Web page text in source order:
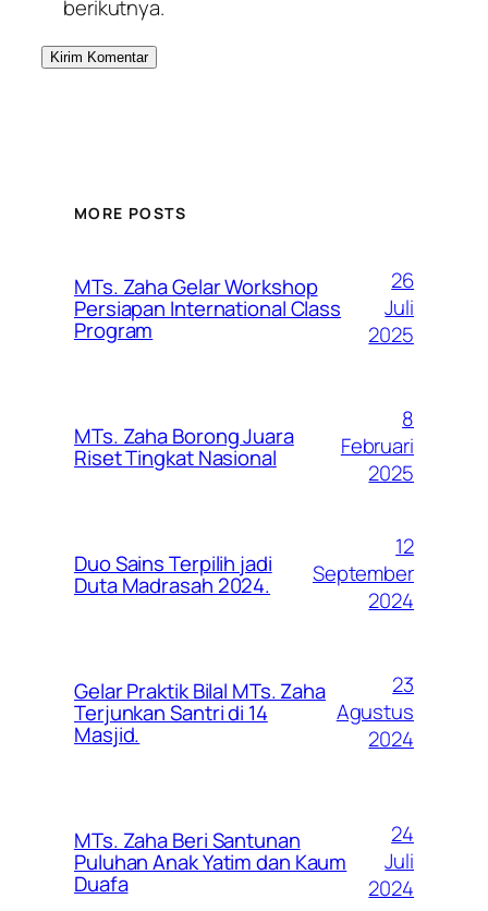
berikutnya.
MORE POSTS
MTs. Zaha Gelar Workshop
Persiapan International Class
Program
26
Juli
2025
MTs. Zaha Borong Juara
Riset Tingkat Nasional
8
Februari
2025
Duo Sains Terpilih jadi
Duta Madrasah 2024.
12
September
2024
Gelar Praktik Bilal MTs. Zaha
Terjunkan Santri di 14
Masjid.
23
Agustus
2024
MTs. Zaha Beri Santunan
Puluhan Anak Yatim dan Kaum
Duafa
24
Juli
2024